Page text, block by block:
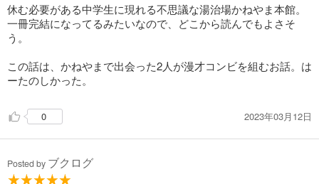
休む必要がある中学生に現れる不思議な湯治場かねやま本館。
一冊完結になってるみたいなので、どこから読んでもよさそ
う。
この話は、かねやまで出会った2人が漫才コンビを組むお話。は
ーたのしかった。
0 2023年03月12日
Posted by ブクログ